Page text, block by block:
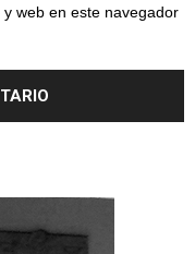
web en este navegador